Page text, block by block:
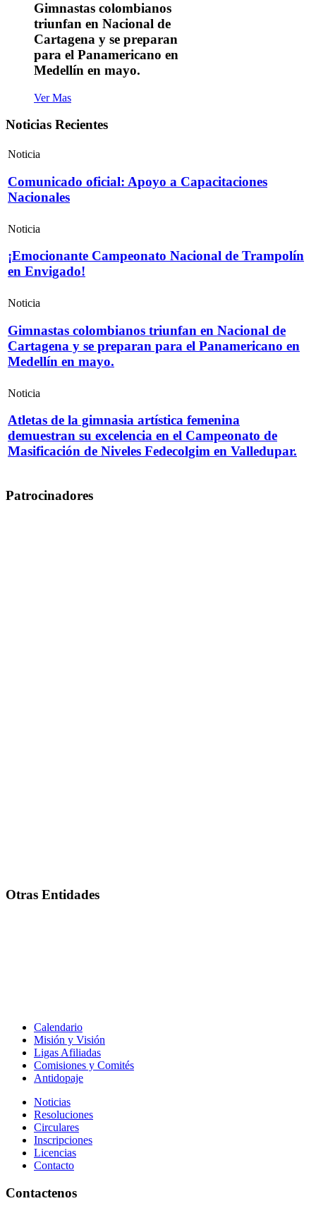
Gimnastas colombianos
triunfan en Nacional de
Cartagena y se preparan
para el Panamericano en
Medellín en mayo.
Ver Mas
Noticias Recientes
Noticia
Comunicado oficial: Apoyo a Capacitaciones
Nacionales
Noticia
¡Emocionante Campeonato Nacional de Trampolín
en Envigado!
Noticia
Gimnastas colombianos triunfan en Nacional de
Cartagena y se preparan para el Panamericano en
Medellín en mayo.
Noticia
Atletas de la gimnasia artística femenina
demuestran su excelencia en el Campeonato de
Masificación de Niveles Fedecolgim en Valledupar.
Patrocinadores
Otras Entidades
Calendario
Misión y Visión
Ligas Afiliadas
Comisiones y Comités
Antidopaje
Noticias
Resoluciones
Circulares
Inscripciones
Licencias
Contacto
Contactenos